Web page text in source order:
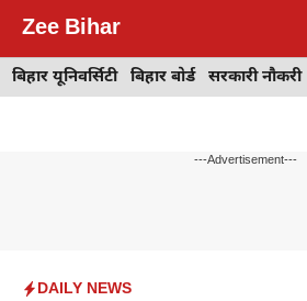
content
Zee Bihar
बिहार यूनिवर्सिटी बिहार बोर्ड सरकारी नौकरी
---Advertisement---
DAILY NEWS